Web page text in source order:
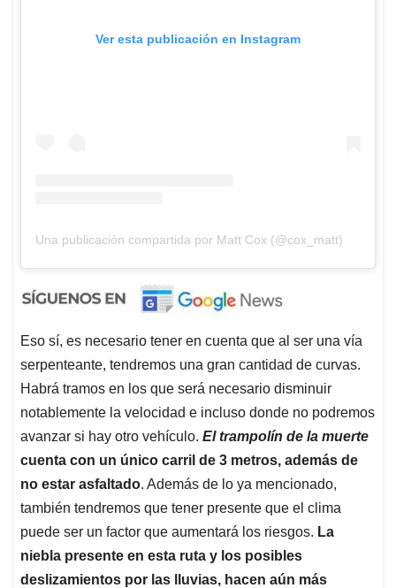
Ver esta publicación en Instagram
Una publicación compartida por Matt Cox (@cox_matt)
Eso sí, es necesario tener en cuenta que al ser una vía
serpenteante, tendremos una gran cantidad de curvas.
Habrá tramos en los que será necesario disminuir
notablemente la velocidad e incluso donde no podremos
avanzar si hay otro vehículo. El trampolín de la muerte
cuenta con un único carril de 3 metros, además de
no estar asfaltado. Además de lo ya mencionado,
también tendremos que tener presente que el clima
puede ser un factor que aumentará los riesgos. La
niebla presente en esta ruta y los posibles
deslizamientos por las lluvias, hacen aún más